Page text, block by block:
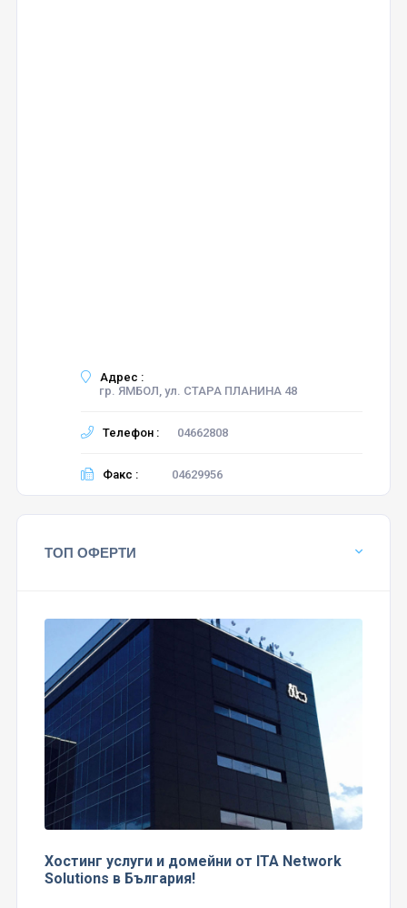
Адрес :
гр. ЯМБОЛ, ул. СТАРА ПЛАНИНА 48
Телефон : 04662808
Факс : 04629956
ТОП ОФЕРТИ
Хостинг услуги и домейни от ITA Network
Solutions в България!